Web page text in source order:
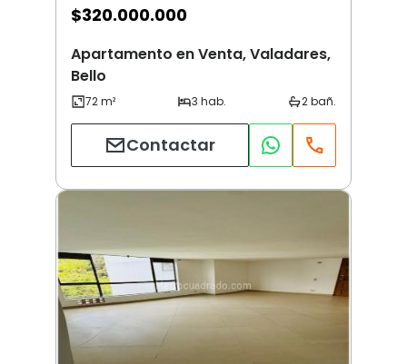
$320.000.000
Apartamento en Venta, Valadares,
Bello
Contactar